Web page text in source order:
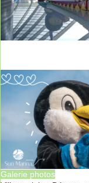
Galerie photos